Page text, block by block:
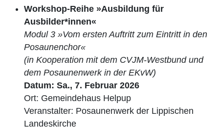
Workshop-Reihe »Ausbildung für
Ausbilder*innen«
Modul 3 »Vom ersten Auftritt zum Eintritt in den
Posaunenchor«
(in Kooperation mit dem CVJM-Westbund und
dem Posaunenwerk in der EKvW)
Datum: Sa., 7. Februar 2026
Ort: Gemeindehaus Helpup
Veranstalter: Posaunenwerk der Lippischen
Landeskirche